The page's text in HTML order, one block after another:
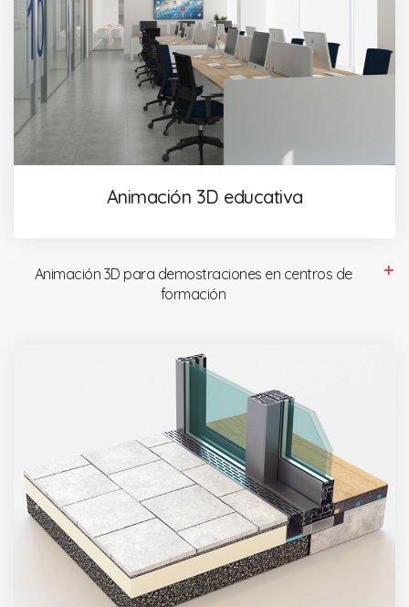
Animación 3D educativa
Animación 3D para demostraciones en centros de
formación